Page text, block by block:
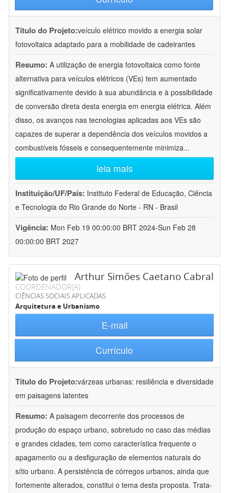
Título do Projeto:veículo elétrico movido a energia solar
fotovoltaica adaptado para a mobilidade de cadeirantes
Resumo: A utilização de energia fotovoltaica como fonte
alternativa para veículos elétricos (VEs) tem aumentado
significativamente devido à sua abundância e à possibilidade
de conversão direta desta energia em energia elétrica. Além
disso, os avanços nas tecnologias aplicadas aos VEs são
capazes de superar a dependência dos veículos movidos a
combustíveis fósseis e consequentemente minimiza...
leia mais
Instituição/UF/País: Instituto Federal de Educação, Ciência
e Tecnologia do Rio Grande do Norte - RN - Brasil
Vigência: Mon Feb 19 00:00:00 BRT 2024-Sun Feb 28
00:00:00 BRT 2027
Arthur Simões Caetano Cabral
COORDENADOR(A)
CIÊNCIAS SOCIAIS APLICADAS
Arquitetura e Urbanismo
E-mail
Currículo
Título do Projeto:várzeas urbanas: resiliência e diversidade
em paisagens latentes
Resumo: A paisagem decorrente dos processos de
produção do espaço urbano, sobretudo no caso das médias
e grandes cidades, tem como característica frequente o
apagamento ou a desfiguração de elementos naturais do
sítio urbano. A persistência de córregos urbanos, ainda que
fortemente alterados, constitui o tema desta proposta. Trata-